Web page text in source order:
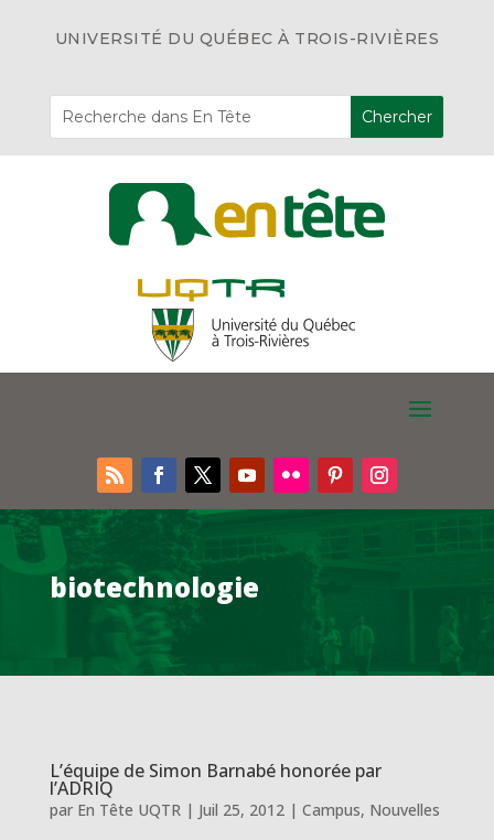
UNIVERSITÉ DU QUÉBEC À TROIS-RIVIÈRES
biotechnologie
L’équipe de Simon Barnabé honorée par
l’ADRIQ
par En Tête UQTR| Juil 25, 2012| Campus, Nouvelles